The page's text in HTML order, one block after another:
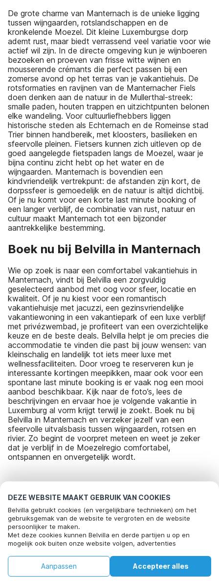
DEZE WEBSITE MAAKT GEBRUIK VAN COOKIES
Belvilla gebruikt cookies (en vergelijkbare technieken) om het
gebruiksgemak van de website te vergroten en de website
persoonlijker te maken.
Met deze cookies kunnen Belvilla en derde partijen u op en
mogelijk ook buiten onze website volgen, advertenties
social media.
Door op "accepteren" te klikken gaat u hiermee akkoord. Meer
informatie vind je in onscookiebeleid.
Accepteer alles
Aanpassen
De grote charme van Manternach is de unieke ligging
tussen wijngaarden, rotslandschappen en de
kronkelende Moezel. Dit kleine Luxemburgse dorp
ademt rust, maar biedt verrassend veel variatie voor wie
actief wil zijn. In de directe omgeving kun je wijnboeren
bezoeken en proeven van frisse witte wijnen en
mousserende crémants die perfect passen bij een
zomerse avond op het terras van je vakantiehuis. De
rotsformaties en ravijnen van de Manternacher Fiels
doen denken aan de natuur in de Mullerthal-streek:
smalle paden, houten trappen en uitzichtpunten belonen
elke wandeling. Voor cultuurliefhebbers liggen
historische steden als Echternach en de Romeinse stad
Trier binnen handbereik, met kloosters, basilieken en
sfeervolle pleinen. Fietsers kunnen zich uitleven op de
goed aangelegde fietspaden langs de Moezel, waar je
bijna continu zicht hebt op het water en de
wijngaarden. Manternach is bovendien een
kindvriendelijk vertrekpunt: de afstanden zijn kort, de
dorpssfeer is gemoedelijk en de natuur is altijd dichtbij.
Of je nu komt voor een korte last minute booking of
een langer verblijf, de combinatie van rust, natuur en
cultuur maakt Manternach tot een bijzonder
aantrekkelijke bestemming.
Boek nu bij Belvilla in Manternach
Wie op zoek is naar een comfortabel vakantiehuis in
Manternach, vindt bij Belvilla een zorgvuldig
geselecteerd aanbod met oog voor sfeer, locatie en
kwaliteit. Of je nu kiest voor een romantisch
vakantiehuisje met jacuzzi, een gezinsvriendelijke
vakantiewoning in een vakantiepark of een luxe verblijf
met privézwembad, je profiteert van een overzichtelijke
keuze en de beste deals. Belvilla helpt je om precies die
accommodatie te vinden die past bij jouw wensen: van
kleinschalig en landelijk tot iets meer luxe met
wellnessfaciliteiten. Door vroeg te reserveren kun je
interessante kortingen meepikken, maar ook voor een
spontane last minute booking is er vaak nog een mooi
aanbod beschikbaar. Kijk naar de foto’s, lees de
beschrijvingen en ervaar hoe je volgende vakantie in
Luxemburg al vorm krijgt terwijl je zoekt. Boek nu bij
Belvilla in Manternach en verzeker jezelf van een
sfeervolle uitvalsbasis tussen wijngaarden, rotsen en
rivier. Zo begint de voorpret meteen en weet je zeker
dat je verblijf in de Moezelregio comfortabel,
ontspannen en onvergetelijk wordt.
Meest populaire bestemmingen voor
vakantie
Top steden met top voorzieningen voor vakantie
Populaire voorzieningen voor vakantie in Manternach
Vakantiehuis voor 20 personen
Vakantiehuis voor 6 personen
Populaire steden voor vakantie in Mullerthal-moezel
Huis Verlanglijst Boekingen Account